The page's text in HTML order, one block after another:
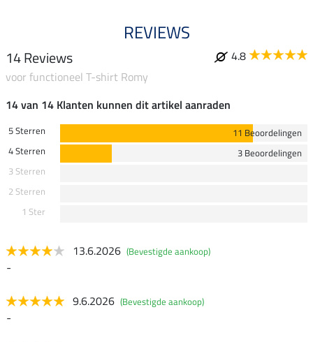
REVIEWS
14 Reviews
4.8
voor functioneel T-shirt Romy
14 van 14 Klanten kunnen dit artikel aanraden
5 Sterren
11 Beoordelingen
4 Sterren
3 Beoordelingen
3 Sterren
2 Sterren
1 Ster
13.6.2026 (Bevestigde aankoop)
-
9.6.2026 (Bevestigde aankoop)
-